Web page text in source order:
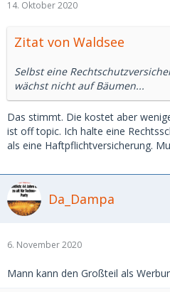
14. Oktober 2020
Zitat von Waldsee
Selbst eine
wächst nicht auf Bäumen...
Das stimmt. Die kostet aber
ist off topic. Ich halte eine
als eine Haftpflichtversicherung.
Da_Dampa
6. November 2020
Mann kann den Großteil als